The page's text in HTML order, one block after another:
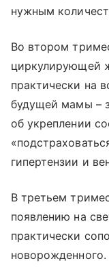
нужным
Во втором
циркулирующей
практически на
будущей мамы –
об укреплении
гипертензии и
В третьем
появлению на
практически